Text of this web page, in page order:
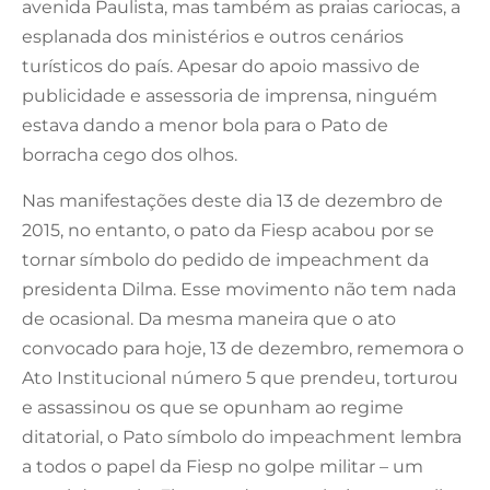
avenida Paulista, mas também as praias cariocas, a
esplanada dos ministérios e outros cenários
turísticos do país. Apesar do apoio massivo de
publicidade e assessoria de imprensa, ninguém
estava dando a menor bola para o Pato de
borracha cego dos olhos.
Nas manifestações deste dia 13 de dezembro de
2015, no entanto, o pato da Fiesp acabou por se
tornar símbolo do pedido de impeachment da
presidenta Dilma. Esse movimento não tem nada
de ocasional. Da mesma maneira que o ato
convocado para hoje, 13 de dezembro, rememora o
Ato Institucional número 5 que prendeu, torturou
e assassinou os que se opunham ao regime
ditatorial, o Pato símbolo do impeachment lembra
a todos o papel da Fiesp no golpe militar – um